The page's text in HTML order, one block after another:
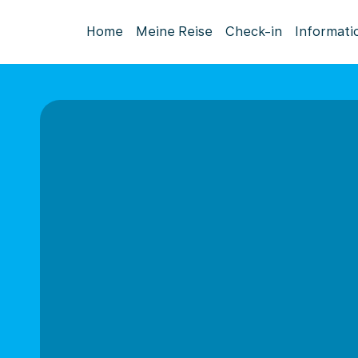
Home Meine Reise Check-in